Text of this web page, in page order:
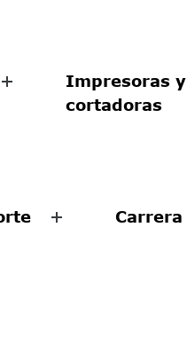
Impresoras y
cortadoras
Carrera